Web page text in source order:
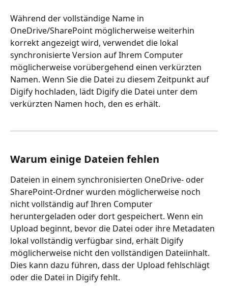
Während der vollständige Name in
OneDrive/SharePoint möglicherweise weiterhin
korrekt angezeigt wird, verwendet die lokal
synchronisierte Version auf Ihrem Computer
möglicherweise vorübergehend einen verkürzten
Namen. Wenn Sie die Datei zu diesem Zeitpunkt auf
Digify hochladen, lädt Digify die Datei unter dem
verkürzten Namen hoch, den es erhält.
Warum einige Dateien fehlen
Dateien in einem synchronisierten OneDrive- oder
SharePoint-Ordner wurden möglicherweise noch
nicht vollständig auf Ihren Computer
heruntergeladen oder dort gespeichert. Wenn ein
Upload beginnt, bevor die Datei oder ihre Metadaten
lokal vollständig verfügbar sind, erhält Digify
möglicherweise nicht den vollständigen Dateiinhalt.
Dies kann dazu führen, dass der Upload fehlschlägt
oder die Datei in Digify fehlt.